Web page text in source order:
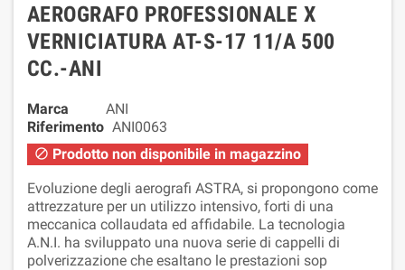
AEROGRAFO PROFESSIONALE X
VERNICIATURA AT-S-17 11/A 500
CC.-ANI
Marca
ANI
Riferimento ANI0063
 Prodotto non disponibile in magazzino
Evoluzione degli aerografi ASTRA, si propongono come
attrezzature per un utilizzo intensivo, forti di una
meccanica collaudata ed affidabile. La tecnologia
A.N.I. ha sviluppato una nuova serie di cappelli di
polverizzazione che esaltano le prestazioni sop